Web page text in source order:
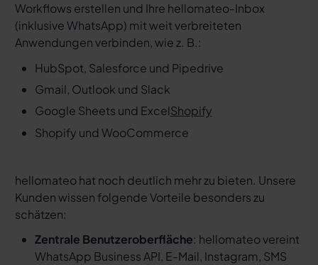
Workflows erstellen und Ihre hellomateo-Inbox
(inklusive WhatsApp) mit weit verbreiteten
Anwendungen verbinden, wie z. B.:
HubSpot, Salesforce und Pipedrive
Gmail, Outlook und Slack
Google Sheets und ExcelShopify
Shopify und WooCommerce
hellomateo hat noch deutlich mehr zu bieten. Unsere
Kunden wissen folgende Vorteile besonders zu
schätzen:
Zentrale Benutzeroberfläche: hellomateo vereint
WhatsApp Business API, E-Mail, Instagram, SMS